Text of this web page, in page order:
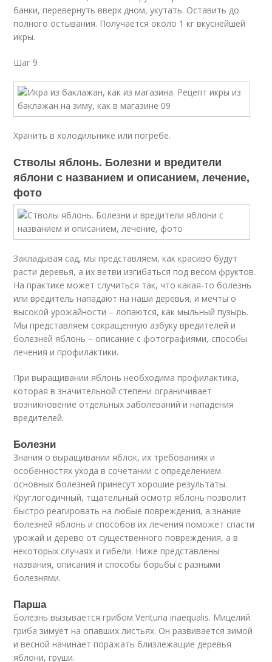
банки, перевернуть вверх дном, укутать. Оставить до
полного остывания. Получается около 1 кг вкуснейшей
икры.
Шаг 9
Хранить в холодильнике или погребе.
Стволы яблонь. Болезни и вредители
яблони с названием и описанием, лечение,
фото
Закладывая сад, мы представляем, как красиво будут
расти деревья, а их ветви изгибаться под весом фруктов.
На практике может случиться так, что какая-то болезнь
или вредитель нападают на наши деревья, и мечты о
высокой урожайности – лопаются, как мыльный пузырь.
Мы представляем сокращенную азбуку вредителей и
болезней яблонь – описание с фотографиями, способы
лечения и профилактики.
При выращивании яблонь необходима профилактика,
которая в значительной степени ограничивает
возникновение отдельных заболеваний и нападения
вредителей.
Болезни
Знания о выращивании яблок, их требованиях и
особенностях ухода в сочетании с определением
основных болезней принесут хорошие результаты.
Круглогодичный, тщательный осмотр яблонь позволит
быстро реагировать на любые повреждения, а знание
болезней яблонь и способов их лечения поможет спасти
урожай и дерево от существенного повреждения, а в
некоторых случаях и гибели. Ниже представлены
названия, описания и способы борьбы с разными
болезнями.
Парша
Болезнь вызывается грибом Venturia inaequalis. Мицелий
гриба зимует на опавших листьях. Он развивается зимой
и весной начинает поражать близлежащие деревья
яблони, груши.